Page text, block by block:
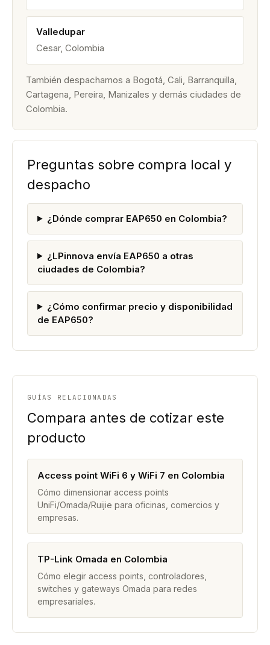
Valledupar
Cesar, Colombia
También despachamos a Bogotá, Cali, Barranquilla,
Cartagena, Pereira, Manizales y demás ciudades de
Colombia.
Preguntas sobre compra local y
despacho
¿Dónde comprar EAP650 en Colombia?
¿LPinnova envía EAP650 a otras
ciudades de Colombia?
¿Cómo confirmar precio y disponibilidad
de EAP650?
GUÍAS RELACIONADAS
Compara antes de cotizar este
producto
Access point WiFi 6 y WiFi 7 en Colombia
Cómo dimensionar access points
UniFi/Omada/Ruijie para oficinas, comercios y
empresas.
TP-Link Omada en Colombia
Cómo elegir access points, controladores,
switches y gateways Omada para redes
empresariales.